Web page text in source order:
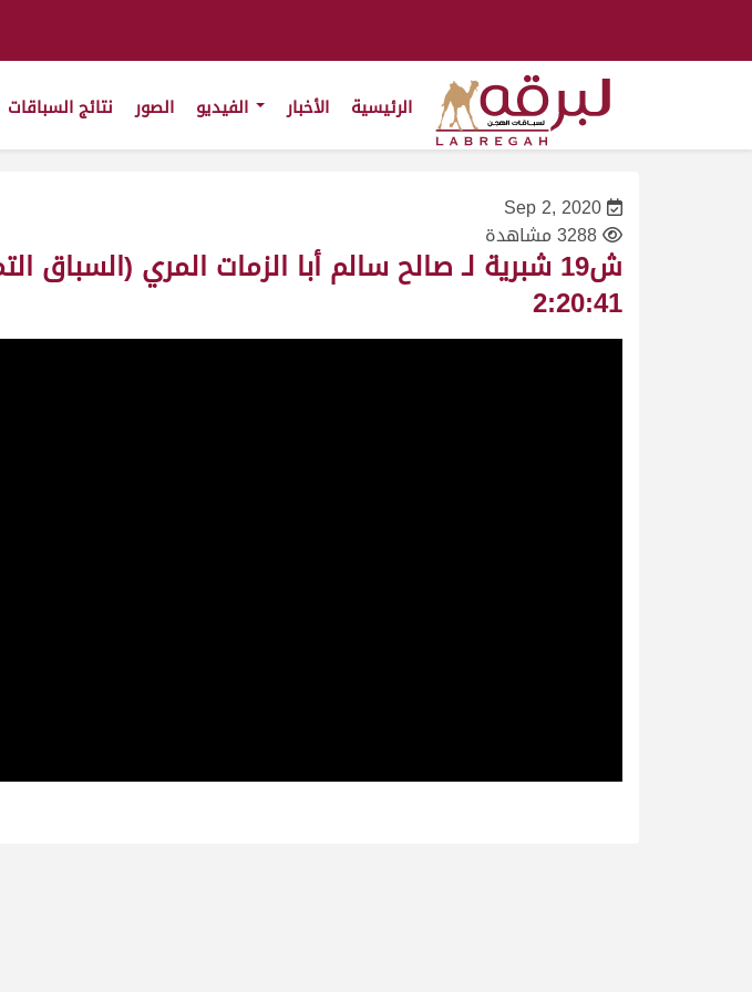
الرئيسية الأخبار الصور نتائج السباقات
Sep 2, 2020
3288 مشاهدة
2:20:41